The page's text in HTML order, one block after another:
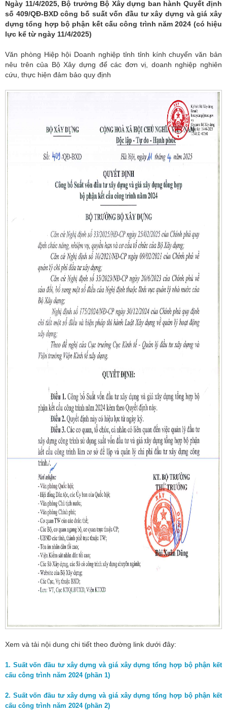
Ngày 11/4/2025, Bộ trưởng Bộ Xây dựng ban hành Quyết định
số 409/QĐ-BXD công bố suất vốn đầu tư xây dựng và giá xây
dựng tổng hợp bộ phận kết cấu công trình năm 2024 (có hiệu
lực kể từ ngày 11/4/2025)
Văn phòng Hiệp hội Doanh nghiệp tỉnh tỉnh kính chuyển văn bản
nêu trên của Bộ Xây dựng để các đơn vị, doanh nghiệp nghiên
cứu, thực hiện đảm bảo quy định
Xem và tải nội dung chi tiết theo đường link dưới đây:
1. Suất vốn đầu tư xây dựng và giá xây dựng tổng hợp bộ phận kết
cấu công trình năm 2024 (phần 1)
2. Suất vốn đầu tư xây dựng và giá xây dựng tổng hợp bộ phận kết
cấu công trình năm 2024 (phần 2)